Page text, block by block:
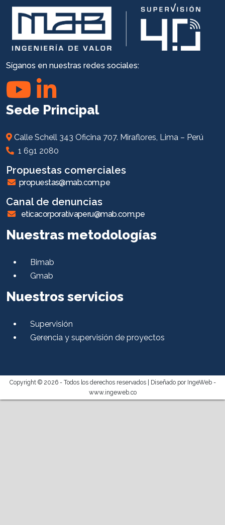
Síganos en nuestras redes sociales:
Sede Principal
Calle Schell 343 Oficina 707. Miraflores, Lima – Perú
1 691 2080
Propuestas comerciales
propuestas@mab.com.pe
Canal de denuncias
eticacorporativaperu@mab.com.pe
Nuestras metodologías
Bimab
Gmab
Nuestros servicios
Supervisión
Gerencia y supervisión de proyectos
Copyright © 2026 - Todos los derechos reservados |
Diseñado por IngeWeb -
www.ingeweb.co